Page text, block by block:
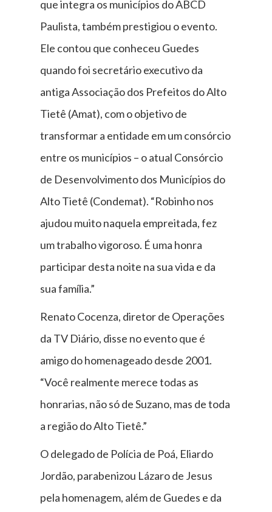
que integra os municípios do ABCD
Paulista, também prestigiou o evento.
Ele contou que conheceu Guedes
quando foi secretário executivo da
antiga Associação dos Prefeitos do Alto
Tietê (Amat), com o objetivo de
transformar a entidade em um consórcio
entre os municípios – o atual Consórcio
de Desenvolvimento dos Municípios do
Alto Tietê (Condemat). “Robinho nos
ajudou muito naquela empreitada, fez
um trabalho vigoroso. É uma honra
participar desta noite na sua vida e da
sua família.”
Renato Cocenza, diretor de Operações
da TV Diário, disse no evento que é
amigo do homenageado desde 2001.
“Você realmente merece todas as
honrarias, não só de Suzano, mas de toda
a região do Alto Tietê.”
O delegado de Polícia de Poá, Eliardo
Jordão, parabenizou Lázaro de Jesus
pela homenagem, além de Guedes e da